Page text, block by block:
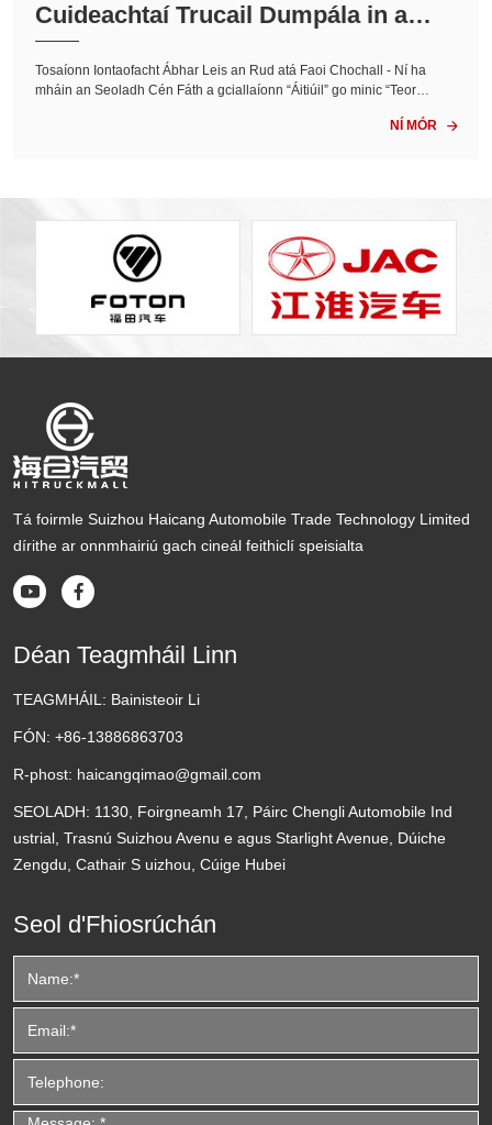
Cuideachtaí Trucail Dumpála in aic
e liom le haghaidh Iontaofa Áitiúil...
<
Tosaíonn Iontaofacht Ábhar Leis an Rud atá Faoi Chochall - Ní ha
mháin an Seoladh Cén Fáth a gciallaíonn “Áitiúil” go minic “Teorant
da, Solúbthacht Áitiúil - Mar a Dhroicheadann Ardán Amháin an Bh
NÍ MÓR 
Tá foirmle Suizhou Haicang Automobile Trade Technology Limited
dírithe ar onnmhairiú gach cineál feithiclí speisialta
 
Déan Teagmháil Linn
TEAGMHÁIL: Bainisteoir Li
FÓN: +86-13886863703
R-phost: haicangqimao@gmail.com
SEOLADH: 1130, Foirgneamh 17, Páirc Chengli Automobile Ind
ustrial, Trasnú Suizhou Avenu e agus Starlight Avenue, Dúiche
Zengdu, Cathair S uizhou, Cúige Hubei
Seol d'Fhiosrúchán